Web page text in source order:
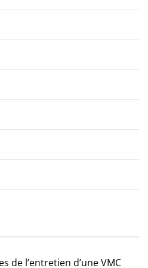
de l’entretien d’une VMC